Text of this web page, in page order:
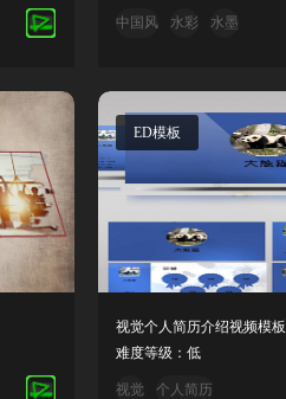
中国风 水彩 水墨
ED模板
视觉个人简历介绍视频模板
难度等级：低
视觉 个人简历